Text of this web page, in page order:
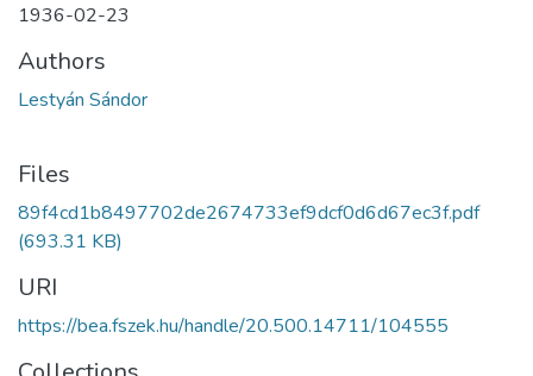
1936-02-23
Authors
Lestyán Sándor
Files
89f4cd1b8497702de2674733ef9dcf0d6d67ec3f.pdf
(693.31 KB)
URI
https://bea.fszek.hu/handle/20.500.14711/104555